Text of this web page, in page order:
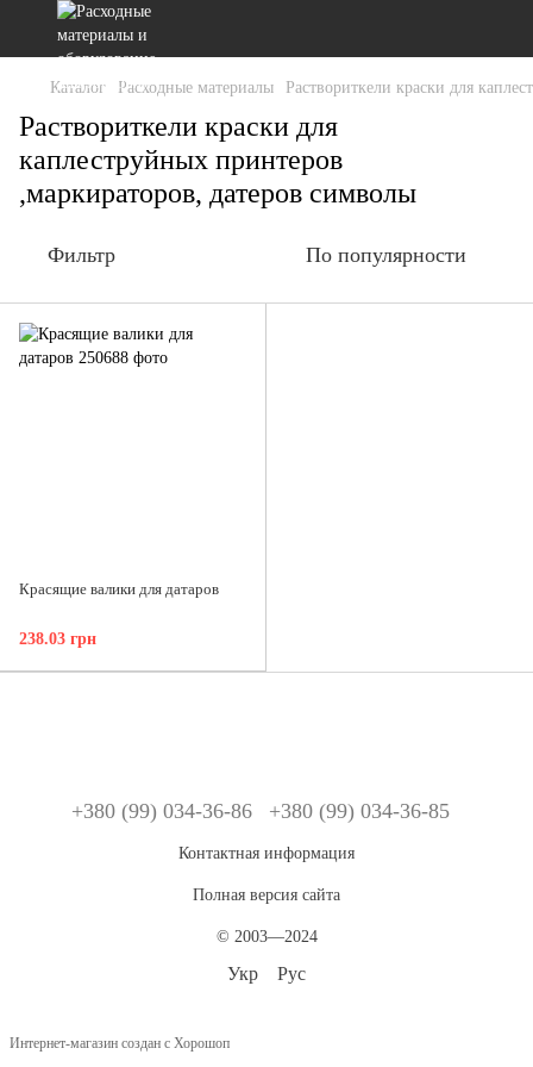
Каталог Расходные материалы Раствориткели краски для
Раствориткели краски для
каплеструйных принтеров
,маркираторов, датеров символы
Фильтр По популярности
Красящие валики для датаров
238.03 грн
+380 (99) 034-36-86 +380 (99) 034-36-85
Контактная информация
Полная версия сайта
© 2003—2024
Укр Рус
Интернет-магазин создан с Хорошоп